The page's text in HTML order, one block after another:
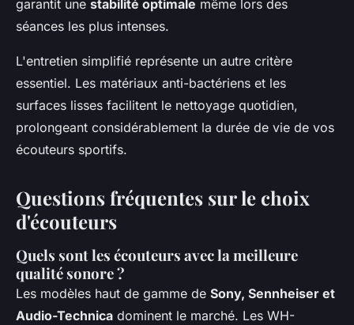
garantit une stabilité optimale même lors des
séances les plus intenses.
L'entretien simplifié représente un autre critère
essentiel. Les matériaux anti-bactériens et les
surfaces lisses facilitent le nettoyage quotidien,
prolongeant considérablement la durée de vie de vos
écouteurs sportifs.
Questions fréquentes sur le choix
d'écouteurs
Quels sont les écouteurs avec la meilleure
qualité sonore ?
Les modèles haut de gamme de Sony, Sennheiser et
Audio-Technica dominent le marché. Les WH-